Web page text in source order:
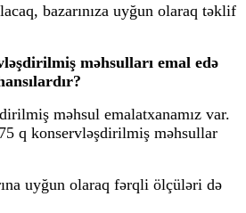
bazarınıza uyğun olaraq təklif
məhsulları emal edə
məhsul emalatxanamız var.
q konservləşdirilmiş məhsullar
uyğun olaraq fərqli ölçüləri də